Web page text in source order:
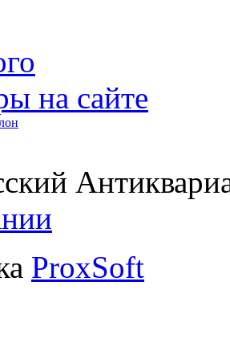
на сайте
ProxSoft